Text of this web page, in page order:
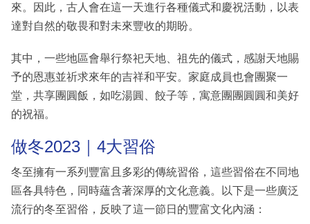
來。因此，古人會在這一天進行各種儀式和慶祝活動，以表
達對自然的敬畏和對未來豐收的期盼。
其中，一些地區會舉行祭祀天地、祖先的儀式，感謝天地賜
予的恩惠並祈求來年的吉祥和平安。家庭成員也會團聚一
堂，共享團圓飯，如吃湯圓、餃子等，寓意團團圓圓和美好
的祝福。
做冬2023｜4大習俗
冬至擁有一系列豐富且多彩的傳統習俗，這些習俗在不同地
區各具特色，同時蘊含著深厚的文化意義。以下是一些廣泛
流行的冬至習俗，反映了這一節日的豐富文化內涵：